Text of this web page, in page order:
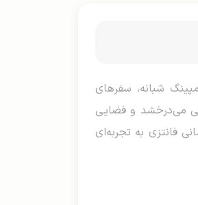
برای تخت‌های تک نفره در کمپینگ شبانه، سفرهای
می‌درخشد و فضایی
فانتزی به تجربه‌ای